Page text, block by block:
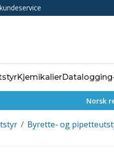
Kjemikalier
Norsk
/ Byrette- og